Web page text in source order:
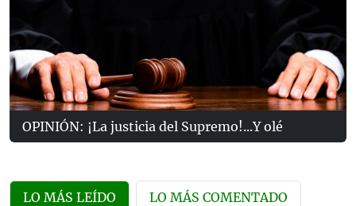
OPINIÓN: ¡La justicia del Supremo!...Y olé
LO MÁS LEÍDO LO MÁS COMENTADO